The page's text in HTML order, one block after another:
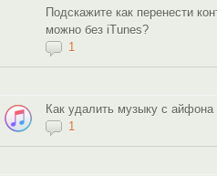
Подскажите как перенести
можно без iTunes?
1
Как удалить музыку с айфона
1